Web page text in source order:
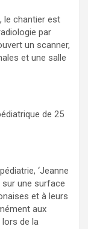
le chantier est
par
un scanner,
et une salle
de 25
‘Jeanne
sur une surface
et à leurs
aux
lors de la